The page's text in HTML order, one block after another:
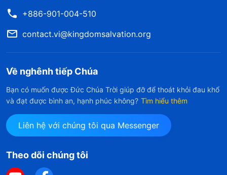
+886-901-004-510
contact.vi@kingdomsalvation.org
Về nghênh tiếp Chúa
Bạn có muốn được Đức Chúa Trời giúp đỡ để thoát khỏi đau khổ
và đạt được bình an, hạnh phúc không? Tìm hiểu thêm
Liên hệ với chúng tôi qua Messenger
Theo dõi chúng tôi